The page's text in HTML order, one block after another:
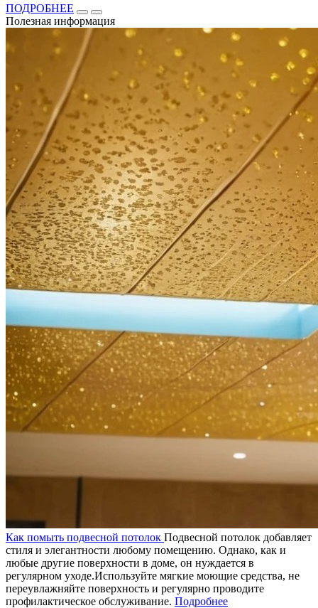
ПОДРОБНЕЕ
Полезная информация
Как помыть подвесной потолок Подвесной потолок добавляет
стиля и элегантности любому помещению. Однако, как и
любые другие поверхности в доме, он нуждается в
регулярном уходе.Используйте мягкие моющие средства, не
переувлажняйте поверхность и регулярно проводите
профилактическое обслуживание. Подробнее